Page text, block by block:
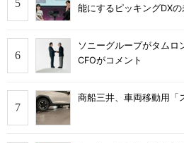
能にするピッキングDXの
ソニーグループがタム
CFOがコメント
商船三井、車両移動用「